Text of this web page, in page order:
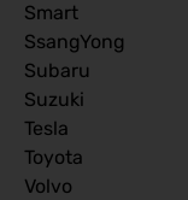
Smart
SsangYong
Subaru
Suzuki
Tesla
Toyota
Volvo